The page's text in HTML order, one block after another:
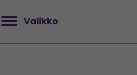
Valikko
Avaa valikko